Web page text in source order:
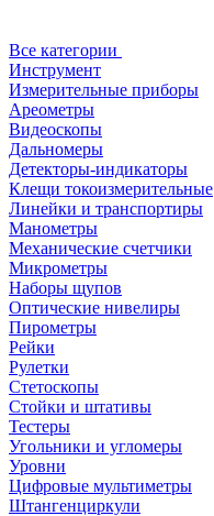
Все категории
Инструмент
Измерительные приборы
Ареометры
Видеоскопы
Дальномеры
Детекторы-индикаторы
Клещи токоизмерительные
Линейки и транспортиры
Манометры
Механические счетчики
Микрометры
Наборы щупов
Оптические нивелиры
Пирометры
Рейки
Рулетки
Стетоскопы
Стойки и штативы
Тестеры
Угольники и угломеры
Уровни
Цифровые мультиметры
Штангенциркули